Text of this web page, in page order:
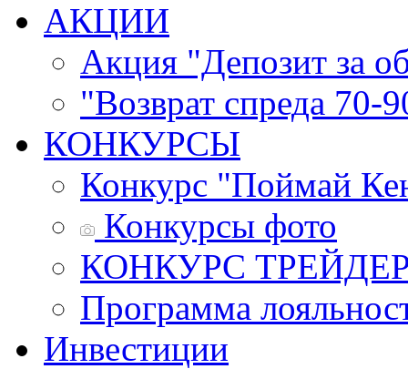
АКЦИИ
Акция "Депозит за
"Возврат спреда 70-
КОНКУРСЫ
Конкурс "Поймай
Конкурсы фото
КОНКУРС
Программа
Инвестиции